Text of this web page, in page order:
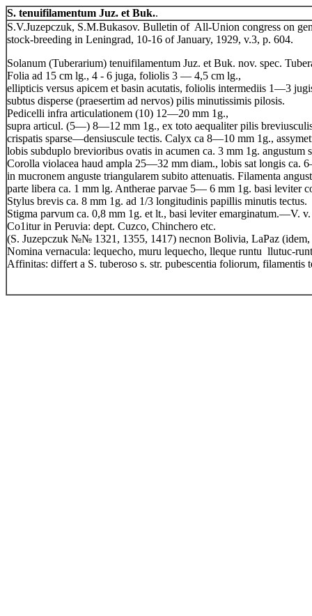
S. tenuifilamentum Juz. et Buk..
S.V.Juzepczuk, S.M.Bukasov. Bulletin of All-Union congress on
stock-breeding in Leningrad, 10-16 of January, 1929, v.3, p. 604.
Solanum (Tuberarium) tenuifilamentum Juz. et Buk. nov. spec.
Folia ad 15 cm lg., 4 - 6 juga, foliolis 3 — 4,5 cm lg.,
ellipticis versus apicem et basin acutatis, foliolis intermediis 1—3
subtus disperse (praesertim ad nervos) pilis minutissimis pilosis.
Pedicelli infra articulationem (10) 12—20 mm 1g.,
supra articul. (5—) 8—12 mm 1g., ex toto aequaliter pilis
crispatis sparse—densiuscule tectis. Calyx ca 8—10 mm 1g.,
lobis subduplo brevioribus ovatis in acumen ca. 3 mm 1g. angustum
Corolla violacea haud ampla 25—32 mm diam., lobis sat longis ca.
in mucronem anguste triangularem subito attenuatis. Filamenta
parte libera ca. 1 mm lg. Antherae parvae 5— 6 mm 1g. basi leviter
Stylus brevis ca. 8 mm 1g. ad 1/3 longitudinis papillis minutis tectus.
Stigma parvum ca. 0,8 mm 1g. et lt., basi leviter emarginatum.—V. v.
Co1itur in Peruvia: dept. Cuzco, Chinchero etc.
(S. Juzepczuk №№ 1321, 1355, 1417) necnon Bolivia, LaPaz
Nomina vernacula: lequecho, muru lequecho, lleque runtu llutuc-
Affinitas: differt a S. tuberoso s. str. pubescentia foliorum, filamentis